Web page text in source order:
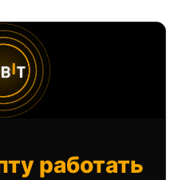
работать